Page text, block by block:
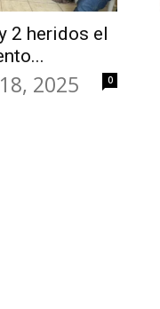
2 heridos el
2025 0